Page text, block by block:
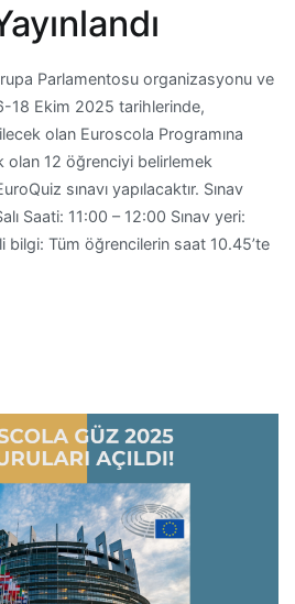
Parlamentosu organizasyonu ve
18 Ekim 2025 tarihlerinde,
olan Euroscola Programına
olan 12 öğrenciyi belirlemek
sınavı yapılacaktır. Sınav
Saati: 11:00 – 12:00 Sınav yeri:
bilgi: Tüm öğrencilerin saat 10.45’te